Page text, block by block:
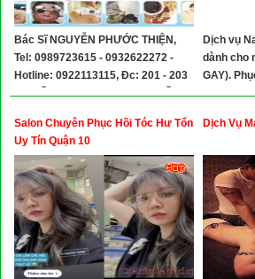
Bác Sĩ NGUYỄN PHƯỚC THIỆN,
Tel: 0989723615 - 0932622272 -
Hotline: 0922113115, Ðc: 201 - 203
Nguyễn Thị Minh Khai, P. Nguyễn
Dịch vụ
dành cho
GAY).
đến 30p
Salon Chuyên Phục Hồi Tóc Hư Tổn
Uy Tín Quận 10
Dịch Vụ